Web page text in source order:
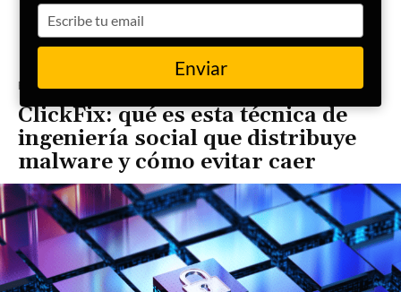
Portada Ciberseguridad
ClickFix: qué es esta técnica de
ingeniería social que distribuye
malware y cómo evitar caer
name
your
email
Enviar